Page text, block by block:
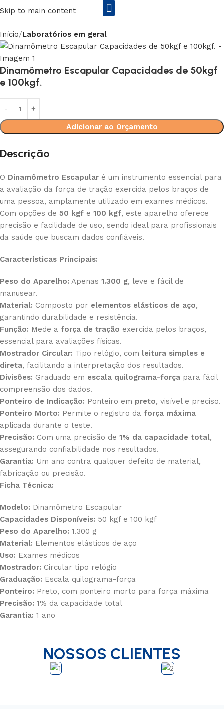
Skip to main content
Início Laboratórios em geral
Dinamômetro Escapular Capacidades de 50kgf
e 100kgf.
Adicionar ao Orçamento
Descrição
O Dinamômetro Escapular é um instrumento essencial para
a avaliação da força de tração exercida pelos braços de
uma pessoa, amplamente utilizado em exames médicos.
Com opções de 50 kgf e 100 kgf, este aparelho oferece
precisão e facilidade de uso, sendo ideal para profissionais
da saúde que buscam dados confiáveis.
Características Principais:
Peso do Aparelho: Apenas 1.300 g, leve e fácil de
manusear.
Material: Composto por elementos elásticos de aço,
garantindo durabilidade e resistência.
Função: Mede a força de tração exercida pelos braços,
essencial para avaliações físicas.
Mostrador Circular: Tipo relógio, com leitura simples e
direta, facilitando a interpretação dos resultados.
Divisões: Graduado em escala quilograma-força para fácil
compreensão dos dados.
Ponteiro de Indicação: Ponteiro em preto, visível e preciso.
Ponteiro Morto: Permite o registro da força máxima
aplicada durante o teste.
Precisão: Com uma precisão de 1% da capacidade total,
assegurando confiabilidade nos resultados.
Garantia: Um ano contra qualquer defeito de material,
fabricação ou precisão.
Ficha Técnica:
Modelo: Dinamômetro Escapular
Capacidades Disponíveis: 50 kgf e 100 kgf
Peso do Aparelho: 1.300 g
Material: Elementos elásticos de aço
Uso: Exames médicos
Mostrador: Circular tipo relógio
Graduação: Escala quilograma-força
Ponteiro: Preto, com ponteiro morto para força máxima
Precisão: 1% da capacidade total
Garantia: 1 ano
NOSSOS CLIENTES